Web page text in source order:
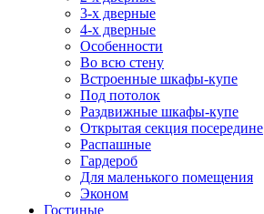
3-х дверные
4-х дверные
Особенности
Во всю стену
Встроенные шкафы-купе
Под потолок
Раздвижные шкафы-купе
Открытая секция посередине
Распашные
Гардероб
Для маленького помещения
Эконом
Гостиные